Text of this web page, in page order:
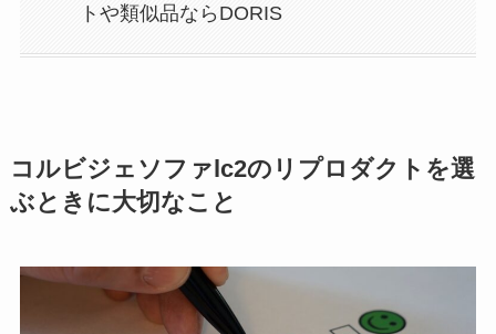
トや類似品ならDORIS
コルビジェソファlc2のリプロダクトを選
ぶときに大切なこと